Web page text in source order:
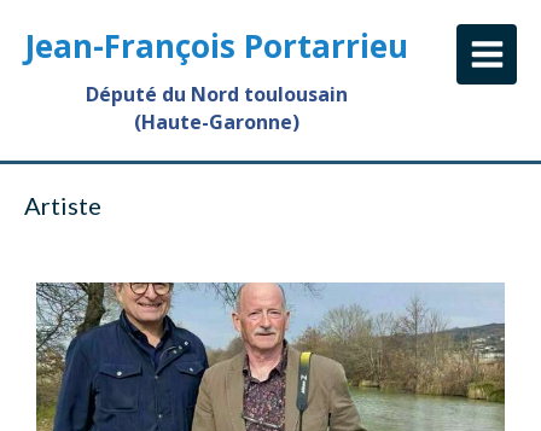
Jean-François Portarrieu
Député du Nord toulousain
(Haute-Garonne)
Artiste